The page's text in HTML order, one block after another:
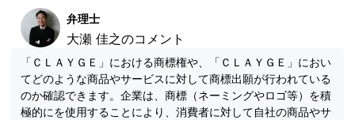
弁理士
大瀬 佳之のコメント
「ＣＬＡＹＧＥ」における商標権や、「ＣＬＡＹＧＥ」におい
てどのような商品やサービスに対して商標出願が行われている
のか確認できます。企業は、商標（ネーミングやロゴ等）を積
極的にを使用することにより、消費者に対して自社の商品やサ